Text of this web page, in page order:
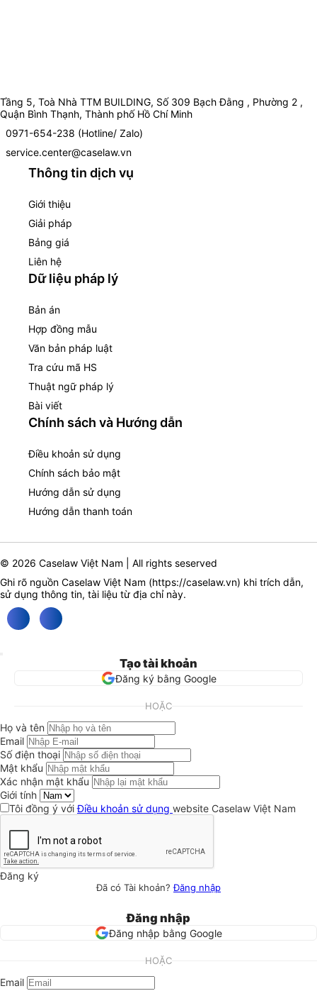
Tầng 5, Toà Nhà TTM BUILDING, Số 309 Bạch Đằng , Phường 2 ,
Quận Bình Thạnh, Thành phố Hồ Chí Minh
0971-654-238 (Hotline/ Zalo)
service.center@caselaw.vn
Thông tin dịch vụ
Giới thiệu
Giải pháp
Bảng giá
Liên hệ
Dữ liệu pháp lý
Bản án
Hợp đồng mẫu
Văn bản pháp luật
Tra cứu mã HS
Thuật ngữ pháp lý
Bài viết
Chính sách và Hướng dẫn
Điều khoản sử dụng
Chính sách bảo mật
Hướng dẫn sử dụng
Hướng dẫn thanh toán
© 2026 Caselaw Việt Nam | All rights seserved
Ghi rõ nguồn Caselaw Việt Nam (https://caselaw.vn) khi trích dẫn,
sử dụng thông tin, tài liệu từ địa chỉ này.
Tạo tài khoản
Đăng ký bằng Google
HOẶC
Họ và tên
Email
Số điện thoại
Mật khẩu
Xác nhận mật khẩu
Giới tính
Tôi đồng ý vớiĐiều khoản sử dụng website Caselaw Việt Nam
Đăng ký
Đã có Tài khoản?Đăng nhập
Đăng nhập
Đăng nhập bằng Google
HOẶC
Email